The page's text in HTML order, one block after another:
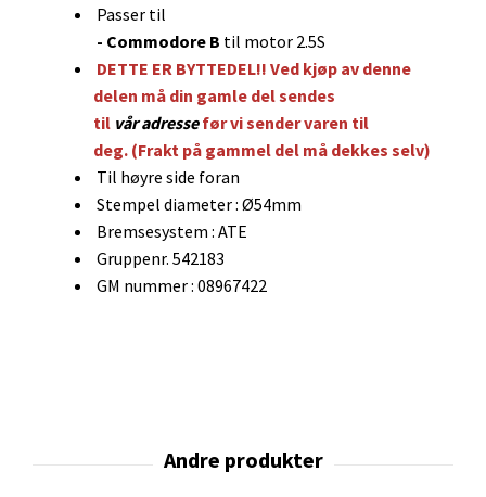
Passer til
- Commodore B til motor 2.5S
DETTE ER BYTTEDEL!! Ved kjøp av denne
delen må din gamle del sendes
til våradressefør vi sender varen til
deg. (Frakt på gammel del må dekkes selv)
Til høyre side foran
Stempel diameter : Ø54mm
Bremsesystem : ATE
Gruppenr. 542183
GM nummer : 08967422